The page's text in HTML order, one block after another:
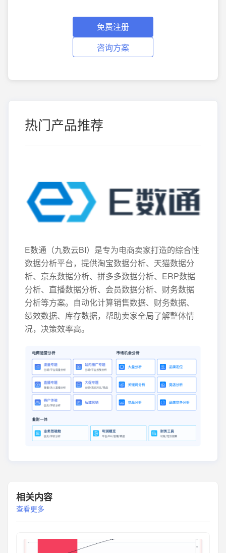
免费注册
咨询方案
热门产品推荐
E数通（九数云BI）是专为电商卖家打造的综合性
数据分析平台，提供淘宝数据分析、天猫数据分
析、京东数据分析、拼多多数据分析、ERP数据
分析、直播数据分析、会员数据分析、财务数据
分析等方案。自动化计算销售数据、财务数据、
绩效数据、库存数据，帮助卖家全局了解整体情
况，决策效率高。
相关内容
查看更多